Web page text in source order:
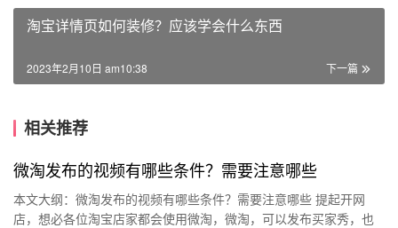
淘宝详情页如何装修？应该学会什么东西
下一篇
2023年2月10日 am10:38
相关推荐
微淘发布的视频有哪些条件？需要注意哪些
本文大纲：微淘发布的视频有哪些条件？需要注意哪些 提起开网
店，想必各位淘宝店家都会使用微淘，微淘，可以发布买家秀，也